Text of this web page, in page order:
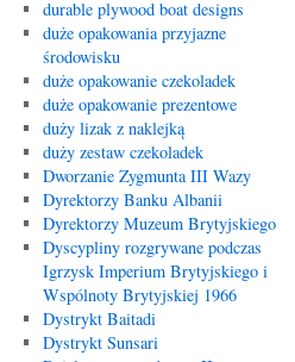
durable plywood boat designs
duże opakowania przyjazne
środowisku
duże opakowanie czekoladek
duże opakowanie prezentowe
duży lizak z naklejką
duży zestaw czekoladek
Dworzanie Zygmunta III Wazy
Dyrektorzy Banku Albanii
Dyrektorzy Muzeum Brytyjskiego
Dyscypliny rozgrywane podczas
Igrzysk Imperium Brytyjskiego i
Wspólnoty Brytyjskiej 1966
Dystrykt Baitadi
Dystrykt Sunsari